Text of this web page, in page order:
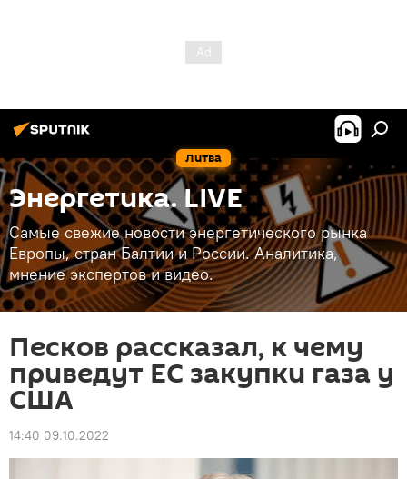
Литва
Энергетика. LIVE
Самые свежие новости энергетического рынка
Европы, стран Балтии и России. Аналитика,
мнение экспертов и видео.
Песков рассказал, к чему
приведут ЕС закупки газа у
США
14:40 09.10.2022